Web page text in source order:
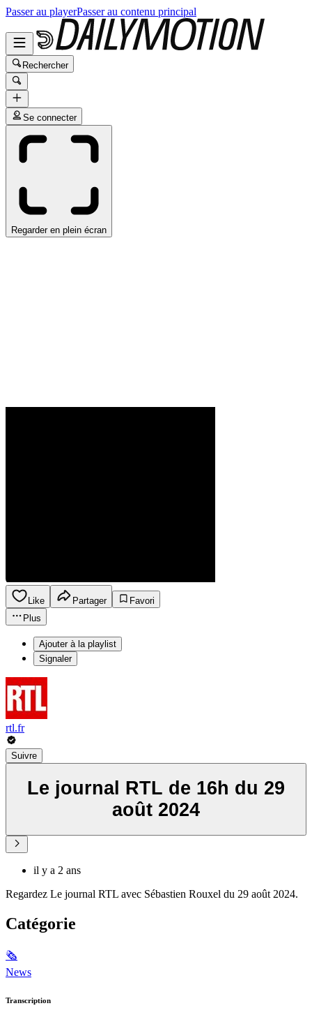
Passer au playerPasser au contenu principal
Rechercher
Se connecter
Regarder en plein écran
Like Partager
Favori
Plus
Ajouter à la playlist
Signaler
rtl.fr
Suivre
Le journal RTL de 16h du 29
août 2024
il y a 2 ans
Regardez Le journal RTL avec Sébastien Rouxel du 29 août 2024.
Catégorie
🗞
News
Transcription